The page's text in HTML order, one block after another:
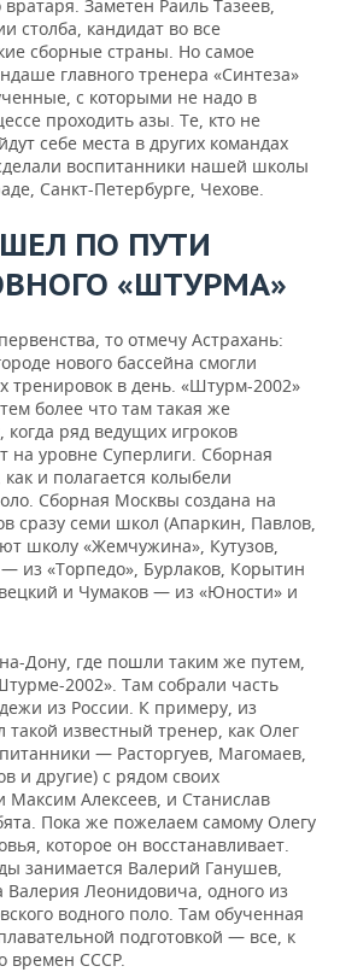
Заметен Раиль Тазеев,
столба, кандидат во все
сборные страны. Но самое
главного тренера «Синтеза»
с которыми не надо в
проходить азы. Те, кто не
себе места в других командах
воспитанники нашей школы
Санкт-Петербурге, Чехове.
ПО ПУТИ
«ШТУРМА»
то отмечу Астрахань:
нового бассейна смогли
тренировок в день. «Штурм-2002»
более что там такая же
когда ряд ведущих игроков
на уровне Суперлиги. Сборная
и полагается колыбели
Сборная Москвы создана на
сразу семи школ (Апаркин, Павлов,
школу «Жемчужина», Кутузов,
из «Торпедо», Бурлаков, Корытин
и Чумаков — из «Юности» и
Дону, где пошли таким же путем,
2002». Там собрали часть
из России. К примеру, из
такой известный тренер, как Олег
— Расторгуев, Магомаев,
и другие) с рядом своих
Максим Алексеев, и Станислав
Пока же пожелаем самому Олегу
которое он восстанавливает.
занимается Валерий Ганушев,
Валерия Леонидовича, одного из
водного поло. Там обученная
подготовкой — все, к
времен СССР.